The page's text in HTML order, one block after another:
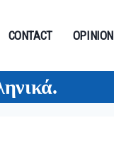
CONTACT OPINION
.